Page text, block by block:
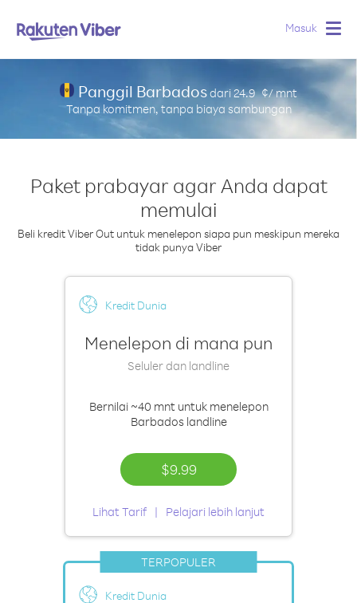
Masuk
Panggil Barbadosdari24.9 ¢/ mnt
Tanpa komitmen, tanpa biaya sambungan
Paket prabayar agar Anda dapat
memulai
Beli kredit Viber Out untuk menelepon siapa pun meskipun mereka
tidak punya Viber
Kredit Dunia
Menelepon di mana pun
Seluler dan landline
Bernilai ~40 mntuntuk menelepon
Barbados landline
$9.99
Lihat Tarif Pelajari lebih lanjut
TERPOPULER
Kredit Dunia